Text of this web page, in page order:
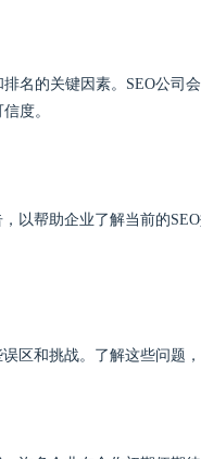
名的关键因素。SEO公司
度。
以帮助企业了解当前的
区和挑战。了解这些问题